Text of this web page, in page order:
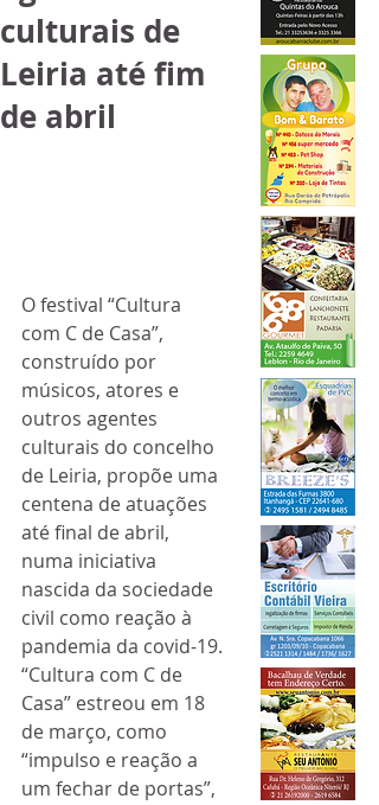
culturais de
Leiria até fim
de abril
O festival “Cultura
com C de Casa”,
construído por
músicos, atores e
outros agentes
culturais do concelho
de Leiria, propõe uma
centena de atuações
até final de abril,
numa iniciativa
nascida da sociedade
civil como reação à
pandemia da covid-19.
“Cultura com C de
Casa” estreou em 18
de março, como
“impulso e reação a
um fechar de portas”,